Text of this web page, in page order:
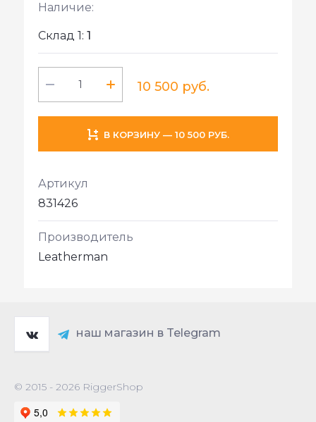
Наличие:
Склад 1: 1
10 500 руб.
В КОРЗИНУ — 10 500 РУБ.
Артикул
831426
Производитель
Leatherman
наш магазин в Telegram
© 2015 - 2026 RiggerShop